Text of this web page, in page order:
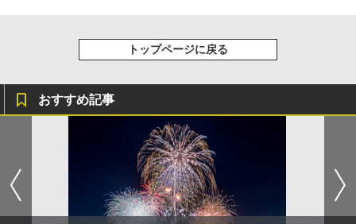
トップページに戻る
おすすめ記事